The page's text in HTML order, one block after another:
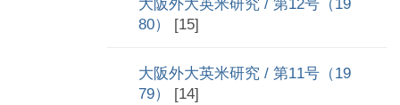
大阪外大英米研究 / 第12号（19
80） [15]
大阪外大英米研究 / 第11号（19
79） [14]